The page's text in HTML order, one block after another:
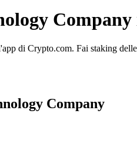
di Crypto.com. Fai staking
Company